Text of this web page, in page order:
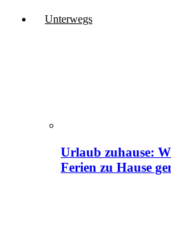
Unterwegs
Urlaub zuhause:
Ferien zu Hause